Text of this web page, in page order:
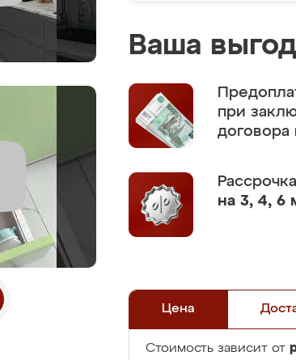
Ваша
при
договора
Рассрочка
на 3, 4, 6
Цена
Стоимость зависит от